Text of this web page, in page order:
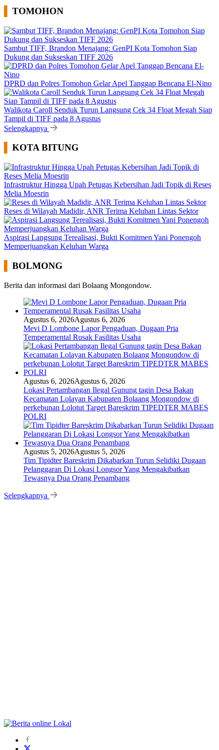
TOMOHON
Sambut TIFF, Brandon Menajang: ​GenPI Kota Tomohon Siap
Dukung dan Sukseskan TIFF 2026
DPRD dan Polres Tomohon Gelar Apel Tanggap Bencana El-Nino
Walikota Caroll Senduk Turun Langsung Cek 34 Float Megah Siap
Tampil di TIFF pada 8 Agustus
Selengkapnya
KOTA BITUNG
Infrastruktur Hingga Upah Petugas Kebersihan Jadi Topik di Reses
Melia Moesrin
Reses di Wilayah Madidir, ANR Terima Keluhan Lintas Sektor
Aspirasi Langsung Terealisasi, Bukti Komitmen Yani Ponengoh
Memperjuangkan Keluhan Warga
BOLMONG
Berita dan informasi dari Bolaang Mongondow.
Agustus 6, 2026Agustus 6, 2026
Mevi D Lombone Lapor Pengaduan, Dugaan Pria
Temperamental Rusak Fasilitas Usaha
Agustus 6, 2026Agustus 6, 2026
Lokasi Pertambangan Ilegal Gunung tagin Desa Bakan
Kecamatan Lolayan Kabupaten Bolaang Mongondow di
perkebunan Lolotut Target Bareskrim TIPEDTER MABES
POLRI
Agustus 5, 2026Agustus 5, 2026
Tim Tipidter Bareskrim Dikabarkan Turun Selidiki Dugaan
Pelanggaran Di Lokasi Longsor Yang Mengakibatkan
Tewasnya Dua Orang Penambang
Selengkapnya